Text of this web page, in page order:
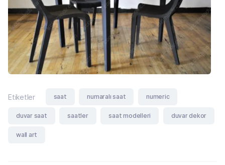
Etiketler saat numaralı saat numeric
duvar saat saatler saat modelleri duvar dekor
wall art